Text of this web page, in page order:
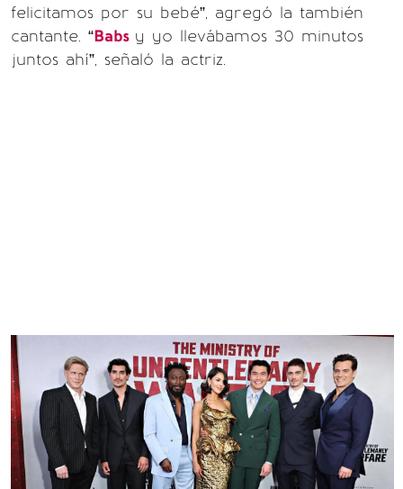
felicitamos por su bebé”, agregó la también
cantante. “Babs y yo llevábamos 30 minutos
juntos ahí”, señaló la actriz.